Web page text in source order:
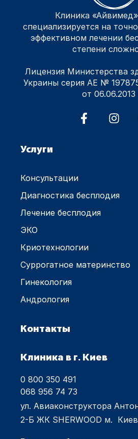
Клиника
специализируется на
эффективном лечении
степени
Лицензия Министерства
Украины серия АЕ №
от 06.06.2013
Услуги
Консультации
Диагностика бесплодия
Лечение бесплодия
ЭКО
Криотехнологии
Суррогатное материнство
Гинекология
Андрология
Контакты
Клиника в г. Киев
0 800 350 491
068 956 74 73
ул. Авиаконструктора
2-Б ЖК SHERWOOD м. Киев